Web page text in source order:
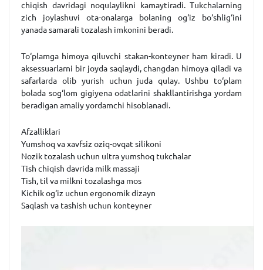
chiqish davridagi noqulaylikni kamaytiradi. Tukchalarning
zich joylashuvi ota-onalarga bolaning og‘iz bo‘shlig‘ini
yanada samarali tozalash imkonini beradi.
To‘plamga himoya qiluvchi stakan-konteyner ham kiradi. U
aksessuarlarni bir joyda saqlaydi, changdan himoya qiladi va
safarlarda olib yurish uchun juda qulay. Ushbu to‘plam
bolada sog‘lom gigiyena odatlarini shakllantirishga yordam
beradigan amaliy yordamchi hisoblanadi.
Afzalliklari
Yumshoq va xavfsiz oziq-ovqat silikoni
Nozik tozalash uchun ultra yumshoq tukchalar
Tish chiqish davrida milk massaji
Tish, til va milkni tozalashga mos
Kichik og‘iz uchun ergonomik dizayn
Saqlash va tashish uchun konteyner